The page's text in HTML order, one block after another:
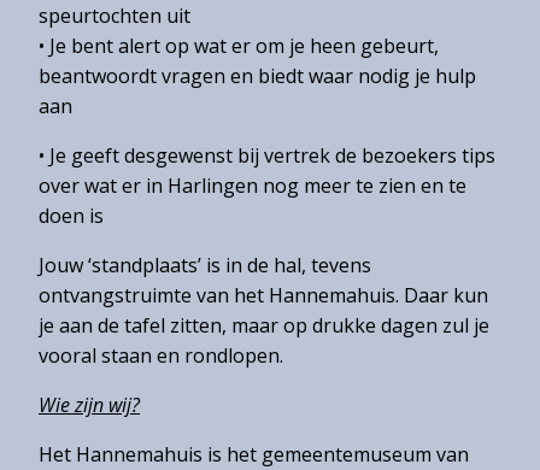
speurtochten uit
• Je bent alert op wat er om je heen gebeurt,
beantwoordt vragen en biedt waar nodig je hulp
aan
• Je geeft desgewenst bij vertrek de bezoekers tips
over wat er in Harlingen nog meer te zien en te
doen is
Jouw ‘standplaats’ is in de hal, tevens
ontvangstruimte van het Hannemahuis. Daar kun
je aan de tafel zitten, maar op drukke dagen zul je
vooral staan en rondlopen.
Wie zijn wij?
Het Hannemahuis is het gemeentemuseum van